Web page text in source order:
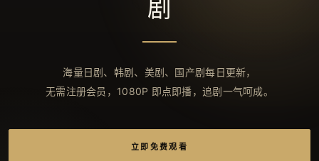
剧
海量日剧、韩剧、美剧、国产剧每日更新，
无需注册会员，1080P 即点即播，追剧一气呵成。
立即免费观看